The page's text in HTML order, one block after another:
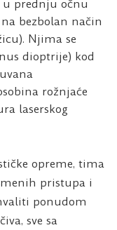
prednju očnu
bezbolan način
Njima se
dioptrije) kod
rožnjaće
laserskog
opreme, tima
pristupa i
ponudom
sve sa